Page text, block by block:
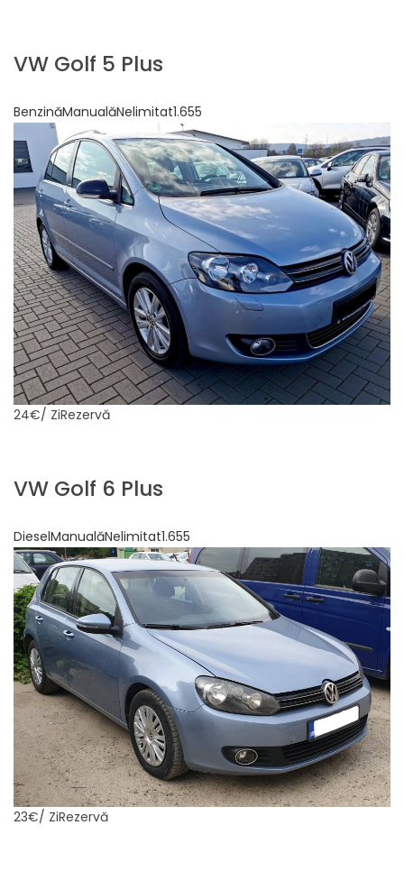
VW Golf 5 Plus
BenzinăManualăNelimitat1.655
24€/ ZiRezervă
VW Golf 6 Plus
DieselManualăNelimitat1.655
23€/ ZiRezervă